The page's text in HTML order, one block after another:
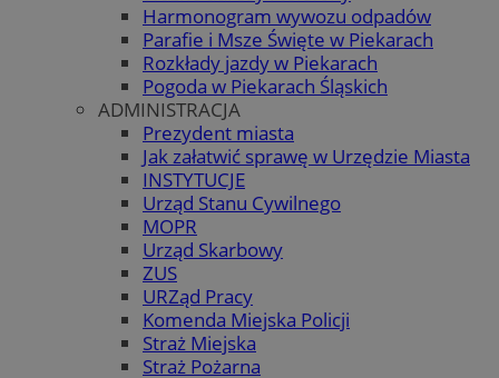
Harmonogram wywozu odpadów
Parafie i Msze Święte w Piekarach
Rozkłady jazdy w Piekarach
Pogoda w Piekarach Śląskich
ADMINISTRACJA
Prezydent miasta
Jak załatwić sprawę w Urzędzie Miasta
INSTYTUCJE
Urząd Stanu Cywilnego
MOPR
Urząd Skarbowy
ZUS
URZąd Pracy
Komenda Miejska Policji
Straż Miejska
Straż Pożarna